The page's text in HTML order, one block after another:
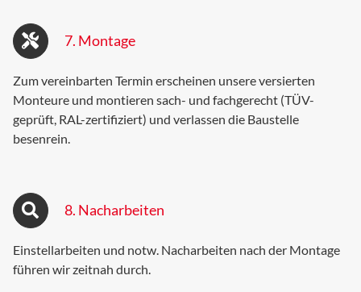
7. Montage
Zum vereinbarten Termin erscheinen unsere versierten
Monteure und montieren sach- und fachgerecht (TÜV-
geprüft, RAL-zertifiziert) und verlassen die Baustelle
besenrein.
8. Nacharbeiten
Einstellarbeiten und notw. Nacharbeiten nach der Montage
führen wir zeitnah durch.